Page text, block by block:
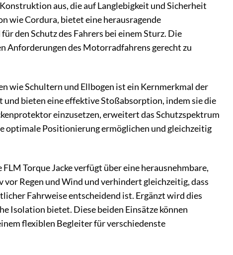
aus, die auf Langlebigkeit und Sicherheit
wie Cordura, bietet eine herausragende
den Schutz des Fahrers bei einem Sturz. Die
Anforderungen des Motorradfahrens gerecht zu
wie Schultern und Ellbogen ist ein Kernmerkmal der
bieten eine effektive Stoßabsorption, indem sie die
einzusetzen, erweitert das Schutzspektrum
optimale Positionierung ermöglichen und gleichzeitig
Torque Jacke verfügt über eine herausnehmbare,
Regen und Wind und verhindert gleichzeitig, dass
Fahrweise entscheidend ist. Ergänzt wird dies
Isolation bietet. Diese beiden Einsätze können
flexiblen Begleiter für verschiedenste